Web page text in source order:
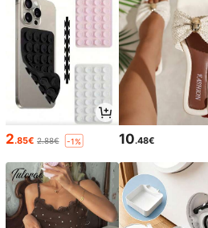
2.85€ 2.88€ -1% 10.48€